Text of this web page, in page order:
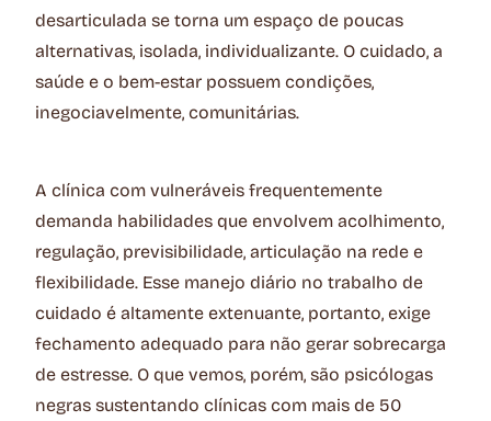
desarticulada se torna um espaço de poucas
alternativas, isolada, individualizante. O cuidado, a
saúde e o bem-estar possuem condições,
inegociavelmente, comunitárias.
A clínica com vulneráveis frequentemente
demanda habilidades que envolvem acolhimento,
regulação, previsibilidade, articulação na rede e
flexibilidade. Esse manejo diário no trabalho de
cuidado é altamente extenuante, portanto, exige
fechamento adequado para não gerar sobrecarga
de estresse. O que vemos, porém, são psicólogas
negras sustentando clínicas com mais de 50